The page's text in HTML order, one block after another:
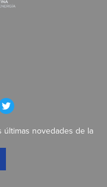
últimas novedades de la